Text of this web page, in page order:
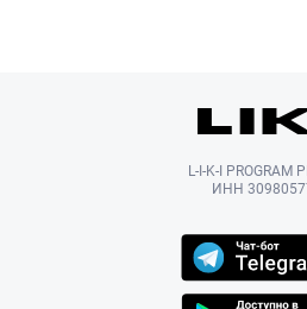
L-I-K-I PROGRAM
ИНН